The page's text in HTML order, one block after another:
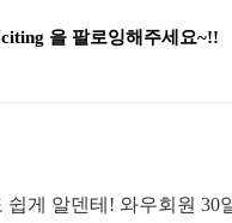
을 팔로잉해주세요~!!
게 알덴테! 와우회원 30